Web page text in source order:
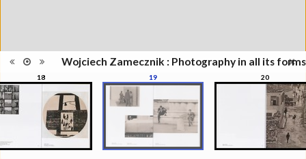
Wojciech Zamecznik : Photography in all its forms
18 19 20